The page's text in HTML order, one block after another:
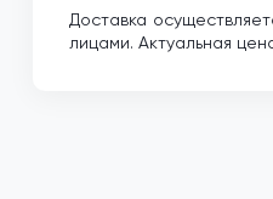
Доставка
лицами. Актуальная